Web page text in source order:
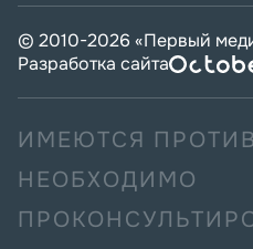
© 2010-2026 «Первый
Разработка сайта
ИМЕЮТСЯ
НЕОБХОДИМО